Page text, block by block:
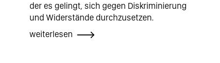
der es gelingt, sich gegen Diskriminierung
und Widerstände durchzusetzen.
weiterlesen